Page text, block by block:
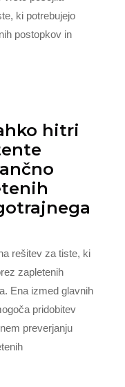
ki potrebujejo
postopkov in
hitri
rešitev za tiste, ki
zapletenih
Ena izmed glavnih
pridobitev
preverjanju